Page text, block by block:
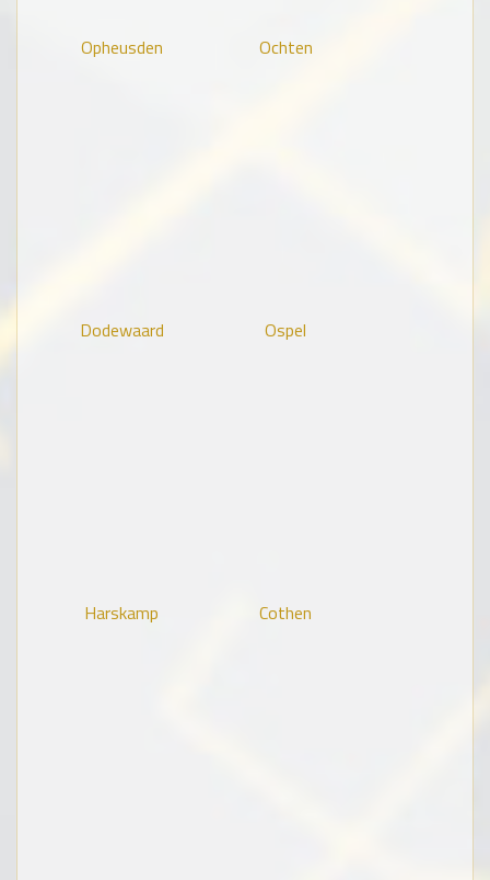
Opheusden Ochten
Dodewaard Ospel
Harskamp Cothen